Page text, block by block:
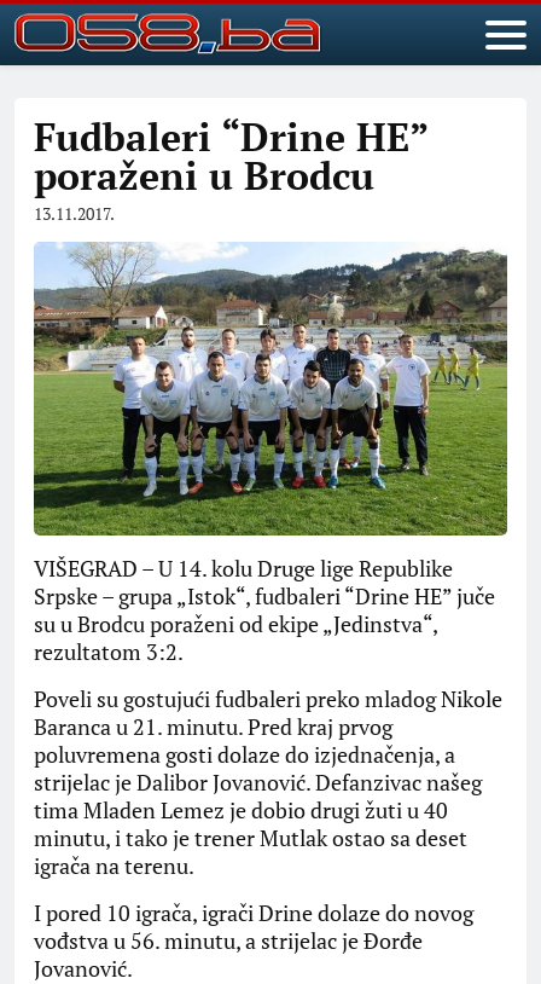
Fudbaleri “Drine HE”
poraženi u Brodcu
13.11.2017.
VIŠEGRAD – U 14. kolu Druge lige Republike
Srpske – grupa „Istok“, fudbaleri “Drine HE” juče
su u Brodcu poraženi od ekipe „Jedinstva“,
rezultatom 3:2.
Poveli su gostujući fudbaleri preko mladog Nikole
Baranca u 21. minutu. Pred kraj prvog
poluvremena gosti dolaze do izjednačenja, a
strijelac je Dalibor Jovanović. Defanzivac našeg
tima Mladen Lemez je dobio drugi žuti u 40
minutu, i tako je trener Mutlak ostao sa deset
igrača na terenu.
I pored 10 igrača, igrači Drine dolaze do novog
vođstva u 56. minutu, a strijelac je Đorđe
Jovanović.